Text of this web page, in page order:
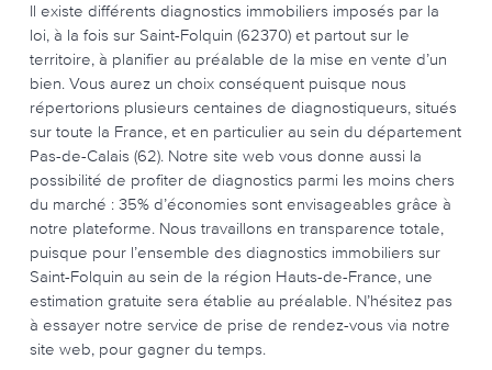
Il existe différents diagnostics immobiliers imposés par la
loi, à la fois sur Saint-Folquin (62370) et partout sur le
territoire, à planifier au préalable de la mise en vente d’un
bien. Vous aurez un choix conséquent puisque nous
répertorions plusieurs centaines de diagnostiqueurs, situés
sur toute la France, et en particulier au sein du département
Pas-de-Calais (62). Notre site web vous donne aussi la
possibilité de profiter de diagnostics parmi les moins chers
du marché : 35% d’économies sont envisageables grâce à
notre plateforme. Nous travaillons en transparence totale,
puisque pour l’ensemble des diagnostics immobiliers sur
Saint-Folquin au sein de la région Hauts-de-France, une
estimation gratuite sera établie au préalable. N’hésitez pas
à essayer notre service de prise de rendez-vous via notre
site web, pour gagner du temps.